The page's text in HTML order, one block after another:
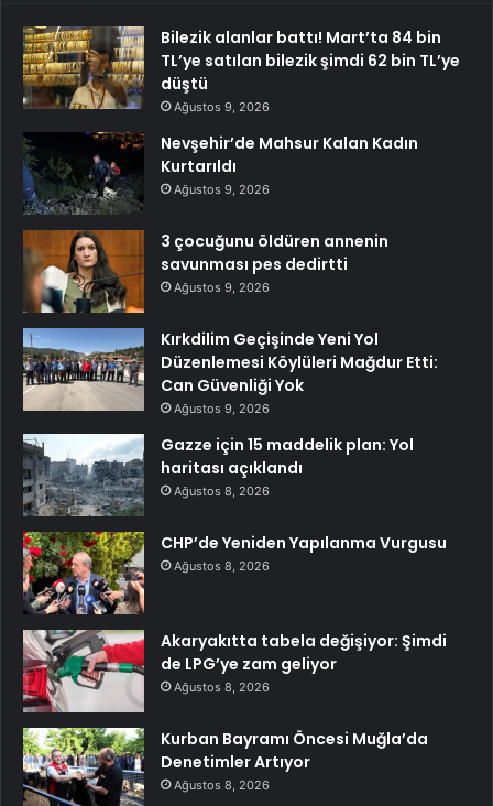
Bilezik alanlar battı! Mart’ta 84 bin
TL’ye satılan bilezik şimdi 62 bin TL’ye
düştü
Ağustos 9, 2026
Nevşehir’de Mahsur Kalan Kadın
Kurtarıldı
Ağustos 9, 2026
3 çocuğunu öldüren annenin
savunması pes dedirtti
Ağustos 9, 2026
Kırkdilim Geçişinde Yeni Yol
Düzenlemesi Köylüleri Mağdur Etti:
Can Güvenliği Yok
Ağustos 9, 2026
Gazze için 15 maddelik plan: Yol
haritası açıklandı
Ağustos 8, 2026
CHP’de Yeniden Yapılanma Vurgusu
Ağustos 8, 2026
Akaryakıtta tabela değişiyor: Şimdi
de LPG’ye zam geliyor
Ağustos 8, 2026
Kurban Bayramı Öncesi Muğla’da
Denetimler Artıyor
Ağustos 8, 2026